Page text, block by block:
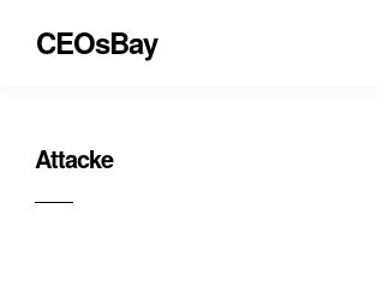
CEOsBay
Attacke